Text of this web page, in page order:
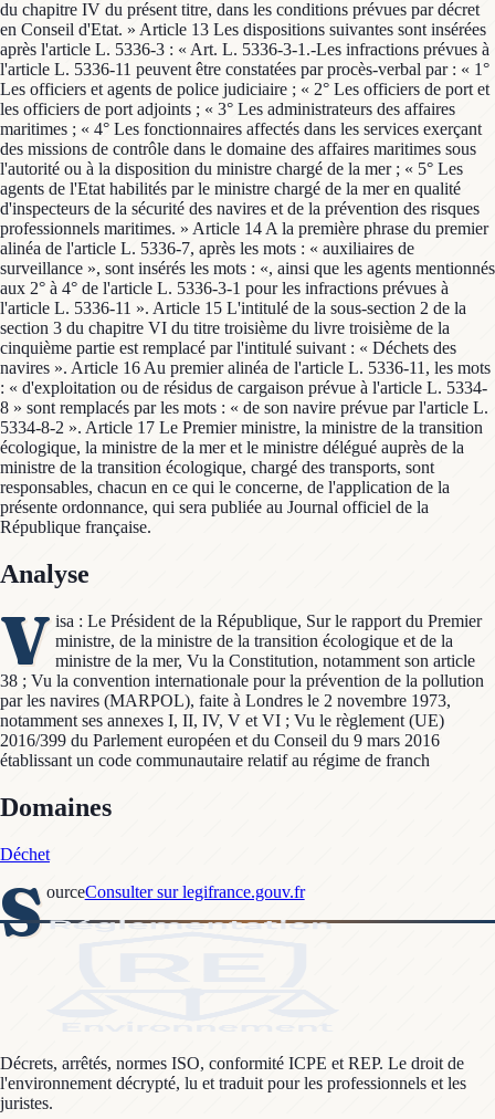
Analyse
V isa : Le Président de la République, Sur le rapport du Premier
ministre, de la ministre de la transition écologique et de la
ministre de la mer, Vu la Constitution, notamment son article
38 ; Vu la convention internationale pour la prévention de la pollution
par les navires (MARPOL), faite à Londres le 2 novembre 1973,
notamment ses annexes I, II, IV, V et VI ; Vu le règlement (UE)
2016/399 du Parlement européen et du Conseil du 9 mars 2016
établissant un code communautaire relatif au régime de franch
Domaines
Déchet
S ourceConsulter sur legifrance.gouv.fr
Décrets, arrêtés, normes ISO, conformité ICPE et REP. Le droit de
l'environnement décrypté, lu et traduit pour les professionnels et les
juristes.